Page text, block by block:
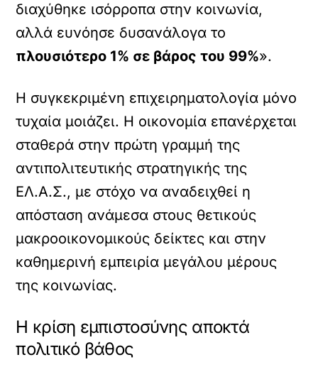
διαχύθηκε ισόρροπα στην κοινωνία,
αλλά ευνόησε δυσανάλογα το
πλουσιότερο 1% σε βάρος του 99%».
Η συγκεκριμένη επιχειρηματολογία μόνο
τυχαία μοιάζει. Η οικονομία επανέρχεται
σταθερά στην πρώτη γραμμή της
αντιπολιτευτικής στρατηγικής της
ΕΛ.Α.Σ., με στόχο να αναδειχθεί η
απόσταση ανάμεσα στους θετικούς
μακροοικονομικούς δείκτες και στην
καθημερινή εμπειρία μεγάλου μέρους
της κοινωνίας.
Η κρίση εμπιστοσύνης αποκτά
πολιτικό βάθος